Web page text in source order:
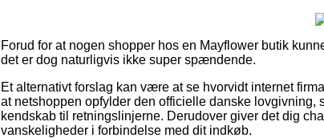
Forud for at nogen shopper hos en Mayflower butik
det er dog naturligvis ikke super spændende.
Et alternativt forslag kan være at se hvorvidt internet
at netshoppen opfylder den officielle danske lovgivning,
kendskab til retningslinjerne. Derudover giver det dig
vanskeligheder i forbindelse med dit indkøb.